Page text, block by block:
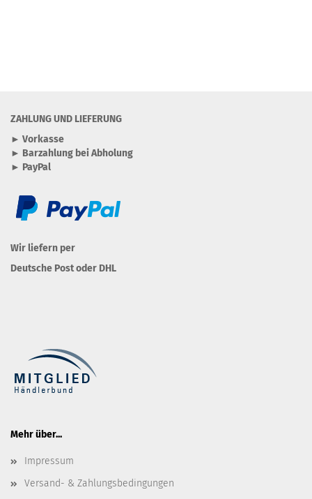
ZAHLUNG UND LIEFERUNG
► Vorkasse
► Barzahlung bei Abholung
► PayPal
Wir liefern per
Deutsche Post oder DHL
Mehr über...
Impressum
Versand- & Zahlungsbedingungen